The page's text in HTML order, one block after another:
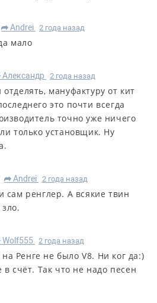
R Andrei 2 года назад
мало
Александр 2 года назад
мануфактуру от кит
это почти всегда
точно уже ничего
только установщик. Ну
R Andrei 2 года назад
сам ренглер. А всякие твин
Wolf555 2 года назад
Ренге не было V8. Ни ког да:)
счёт. Так что не надо песен